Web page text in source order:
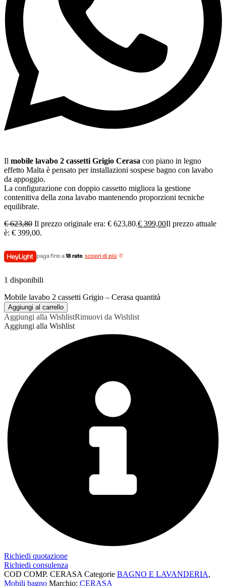
Il mobile lavabo 2 cassetti Grigio Cerasa con piano in legno
effetto Malta è pensato per installazioni sospese bagno con lavabo
da appoggio.
La configurazione con doppio cassetto migliora la gestione
contenitiva della zona lavabo mantenendo proporzioni tecniche
equilibrate.
€623,80 Il prezzo originale era: € 623,80.€ 399,00Il prezzo attuale
è: € 399,00.
paga fino a18 rate, scopri di più
1 disponibili
Mobile lavabo 2 cassetti Grigio – Cerasa quantità
Aggiungi al carrello
Aggiungi alla WishlistRimuovi da Wishlist
Aggiungi alla Wishlist
Richiedi quotazione
Richiedi consulenza
COD COMP. CERASA Categorie BAGNO E LAVANDERIA,
Mobili bagno Marchio: CERASA